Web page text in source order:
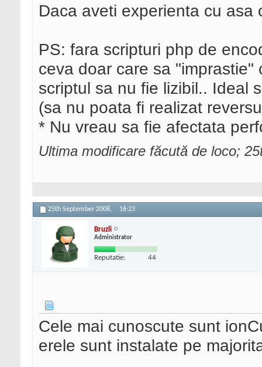
Daca aveti experienta cu asa
PS: fara scripturi php de
ceva doar care sa
scriptul sa nu fie lizibil.. Ideal
(sa nu poata fi realizat
* Nu vreau sa fie afectata
Ultima modificare făcută de loco;
25th September 2008, 16:23
Bruzli
Administrator
Reputatie: 44
Cele mai cunoscute sunt
erele sunt instalate pe